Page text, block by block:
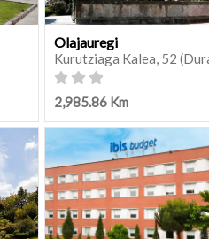
Olajauregi
Kurutziaga Kalea, 52
2,985.86 Km